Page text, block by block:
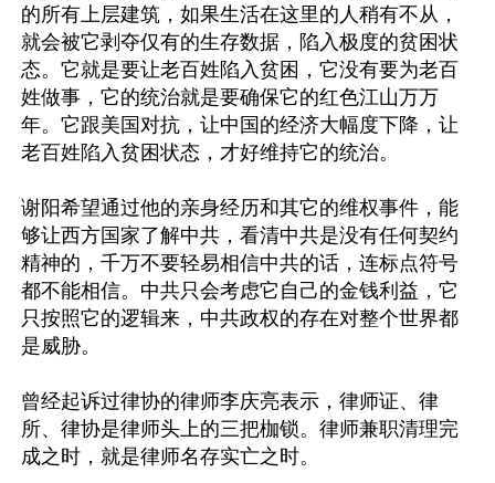
的所有上层建筑，如果生活在这里的人稍有不从，
就会被它剥夺仅有的生存数据，陷入极度的贫困状
态。它就是要让老百姓陷入贫困，它没有要为老百
姓做事，它的统治就是要确保它的红色江山万万
年。它跟美国对抗，让中国的经济大幅度下降，让
老百姓陷入贫困状态，才好维持它的统治。
谢阳希望通过他的亲身经历和其它的维权事件，能
够让西方国家了解中共，看清中共是没有任何契约
精神的，千万不要轻易相信中共的话，连标点符号
都不能相信。中共只会考虑它自己的金钱利益，它
只按照它的逻辑来，中共政权的存在对整个世界都
是威胁。
曾经起诉过律协的律师李庆亮表示，律师证、律
所、律协是律师头上的三把枷锁。律师兼职清理完
成之时，就是律师名存实亡之时。